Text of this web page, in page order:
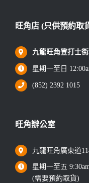
旺角店 (只供預約取
九龍旺角登打士
星期一至日
(852) 2392 1015
旺角辦公室
九龍旺角廣東道
星期一至五
(需要預約取貨)